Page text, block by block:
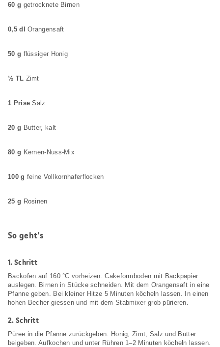
60 g getrocknete Birnen
0,5 dl Orangensaft
50 g flüssiger Honig
½ TL Zimt
1 Prise Salz
20 g Butter, kalt
80 g Kernen-Nuss-Mix
100 g feine Vollkornhaferflocken
25 g Rosinen
So geht's
1.Schritt
Backofen auf 160 °C vorheizen. Cakeformboden mit Backpapier
auslegen. Birnen in Stücke schneiden. Mit dem Orangensaft in eine
Pfanne geben. Bei kleiner Hitze 5 Minuten köcheln lassen. In einen
hohen Becher giessen und mit dem Stabmixer grob pürieren.
2.Schritt
Püree in die Pfanne zurückgeben. Honig, Zimt, Salz und Butter
beigeben. Aufkochen und unter Rühren 1–2 Minuten köcheln lassen.